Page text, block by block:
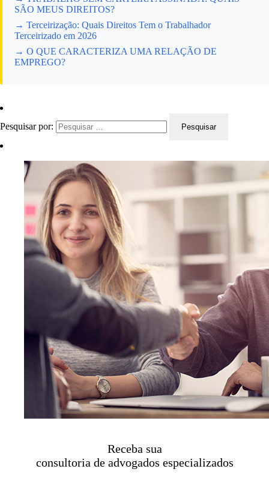
SÃO MEUS DIREITOS?
→ Terceirização: Quais Direitos Tem o Trabalhador
Terceirizado em 2026
→ O QUE CARACTERIZA UMA RELAÇÃO DE
EMPREGO?
Pesquisar por:
Receba sua
consultoria de advogados especializados